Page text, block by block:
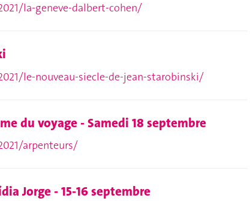
la-geneve-dalbert-cohen/
le-nouveau-siecle-de-jean-starobinski/
du voyage - Samedi 18 septembre
arpenteurs/
Jorge - 15-16 septembre